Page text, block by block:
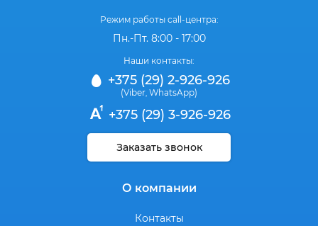
Режим работы call-центра:
Пн.-Пт. 8:00 - 17:00
Наши контакты:
+375 (29) 2-926-926
(Viber WhatsApp)
+375 (29) 3-926-926
Заказать звонок
О компании
Контакты